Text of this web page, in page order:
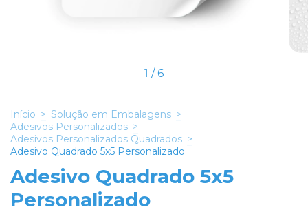
1 /6
Início > Solução em Embalagens >
Adesivos Personalizados >
Adesivos Personalizados Quadrados >
Adesivo Quadrado 5x5 Personalizado
Adesivo Quadrado 5x5
Personalizado